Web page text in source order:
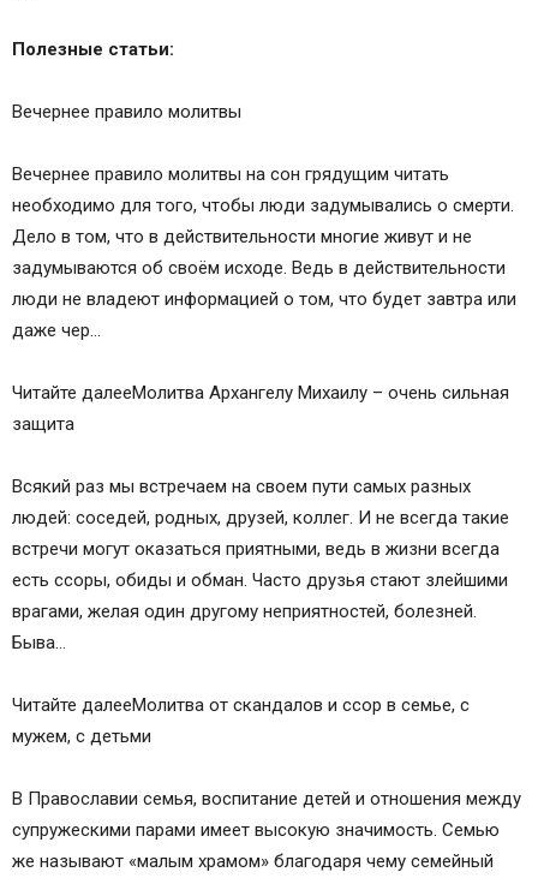
Молитва первая о покровительстве.
Молитва за счастье супругов
3 сильных молитвы Гурию, Самону и Авиву
Молитва святым Гурию, Самону и Авиву о семье
и замужестве
Молитва Гурию, Самону и Авиву от нечаянной
смерти
Молитва мученикам Гурию, Самону и Авиву о
Молитва Гурию Самону и Авиву о сохранении
семьи
Икона Гурия, Самона, Авива
Молитва Гурию, Самону и Авиву
Православные иконы и молитвы
Информационный сайт про иконы, молитвы,
православные традиции.
Молитва Гурию, Самону и Авиву о семье
Молитва Гурию, Самону и Авиву
Молитва Гурию, Самону и Авиву о семье:
и замужестве
Молитва Гурию, Самону и Авиву от нечаянной
смерти
Полезные статьи:
Вечернее правило молитвы
Вечернее правило молитвы на сон грядущим читать
необходимо для того, чтобы люди задумывались о смерти.
Дело в том, что в действительности многие живут и не
задумываются об своём исходе. Ведь в действительности
люди не владеют информацией о том, что будет завтра или
даже чер…
Читайте далееМолитва Архангелу Михаилу – очень сильная
защита
Всякий раз мы встречаем на своем пути самых разных
людей: соседей, родных, друзей, коллег. И не всегда такие
встречи могут оказаться приятными, ведь в жизни всегда
есть ссоры, обиды и обман. Часто друзья стают злейшими
врагами, желая один другому неприятностей, болезней.
Быва…
Читайте далееМолитва от скандалов и ссор в семье, с
мужем, с детьми
В Православии семья, воспитание детей и отношения между
супружескими парами имеет высокую значимость. Семью
же называют «малым храмом» благодаря чему семейный